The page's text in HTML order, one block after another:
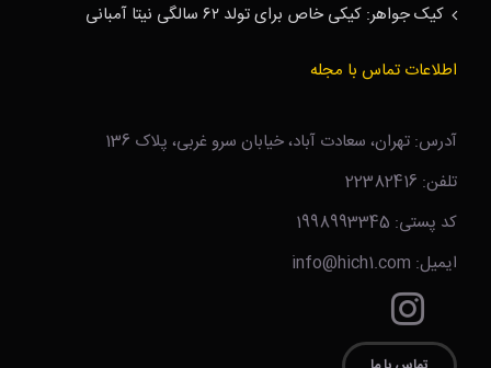
کیک جواهر: کیکی خاص برای تولد ۶۲ سالگی نیتا آمبانی
اطلاعات تماس با مجله
آدرس: تهران، سعادت آباد، خیابان سرو غربی، پلاک 136
تلفن: 22382416
کد پستی: 1998993345
ایمیل: info@hich1.com